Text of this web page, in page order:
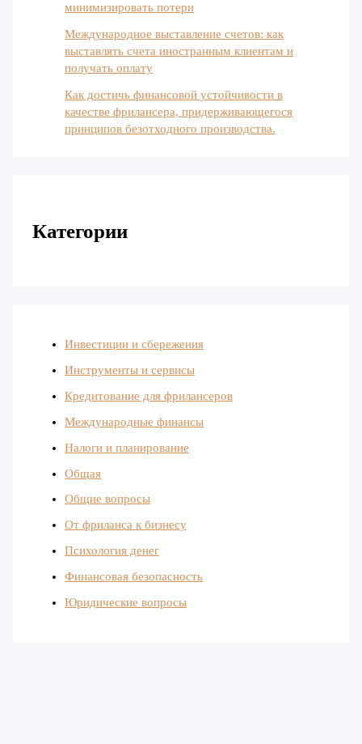
минимизировать потери
Международное выставление счетов: как
выставлять счета иностранным клиентам и
получать оплату
Как достичь финансовой устойчивости в
качестве фрилансера, придерживающегося
принципов безотходного производства.
Категории
Инвестиции и сбережения
Инструменты и сервисы
Кредитование для фрилансеров
Международные финансы
Налоги и планирование
Общая
Общие вопросы
От фриланса к бизнесу
Психология денег
Финансовая безопасность
Юридические вопросы